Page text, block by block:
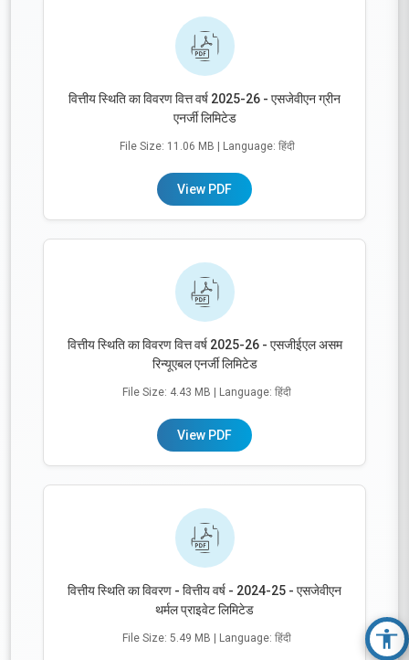
वित्तीय स्थिति का विवरण वित्त वर्ष 2025-26 - एसजेवीएन ग्रीन
एनर्जी लिमिटेड
File Size: 11.06 MB | Language: हिंदी
View PDF
वित्तीय स्थिति का विवरण वित्त वर्ष 2025-26 - एसजीईएल असम
रिन्यूएबल एनर्जी लिमिटेड
File Size: 4.43 MB | Language: हिंदी
View PDF
वित्तीय स्थिति का विवरण - वित्तीय वर्ष - 2024-25 - एसजेवीएन
थर्मल प्राइवेट लिमिटेड
File Size: 5.49 MB | Language: हिंदी